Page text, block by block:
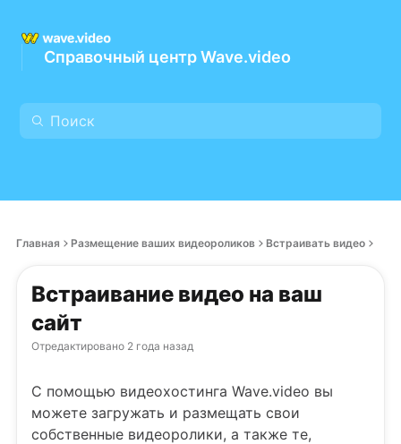
Справочный центр Wave.video
Главная Размещение ваших видеороликов Встраивать видео
Встраивание видео на ваш
сайт
Отредактировано 2 года назад
С помощью видеохостинга Wave.video вы
можете загружать и размещать свои
собственные видеоролики, а также те,